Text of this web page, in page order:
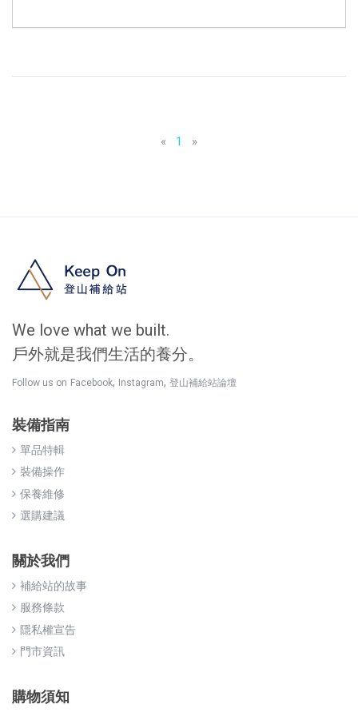
« 1 »
We love what we built.
戶外就是我們生活的養分。
Follow us on Facebook, Instagram, 登山補給站論壇
裝備指南
單品特輯
裝備操作
保養維修
選購建議
關於我們
補給站的故事
服務條款
隱私權宣告
門市資訊
購物須知